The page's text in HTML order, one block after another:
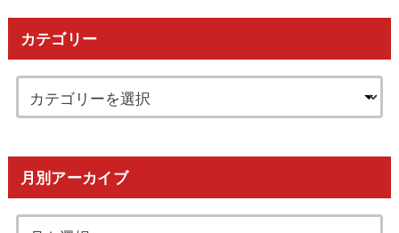
カテゴリー
月別アーカイブ